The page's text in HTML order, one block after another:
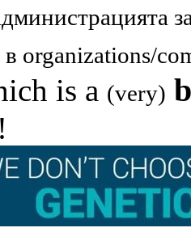
в organizations/
is a (very)
!